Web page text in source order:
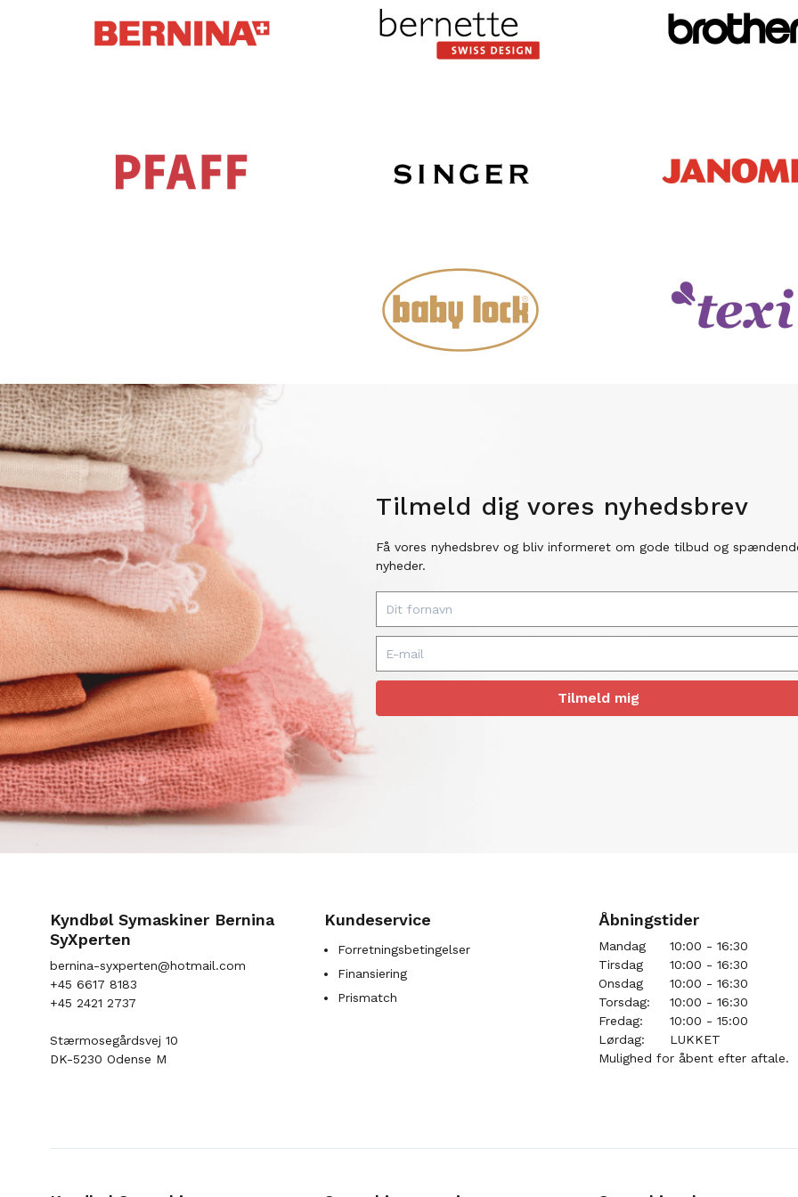
Tilmeld dig vores nyhedsbrev
Få vores nyhedsbrev og bliv informeret om gode tilbud og
nyheder.
Tilmeld mig
Kyndbøl Symaskiner Bernina
SyXperten
bernina-syxperten@hotmail.com
+45 6617 8183
+45 2421 2737
Stærmosegårdsvej 10
DK-5230 Odense M
Kundeservice
Forretningsbetingelser
Finansiering
Prismatch
Åbningstider
Mandag
10:00 - 16:30
Tirsdag
10:00 - 16:30
Onsdag
10:00 - 16:30
Torsdag:
10:00 - 16:30
Fredag:
10:00 - 15:00
Lørdag:
LUKKET
Mulighed for åbent efter aftale.